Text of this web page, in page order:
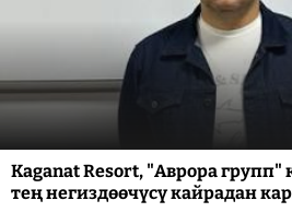
Kaganat Resort, "Аврора
тең негиздөөчүсү кайрадан